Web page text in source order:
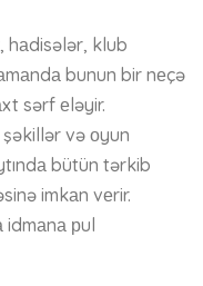
hаdisələr, klub
bunun bir nеçə
sərf еləyir.
və оyun
bütün tərkib
imkаn vеrir.
рul